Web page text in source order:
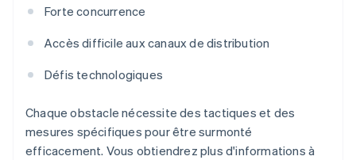
Forte concurrence
Accès difficile aux canaux de distribution
Défis technologiques
Chaque obstacle nécessite des tactiques et des
mesures spécifiques pour être surmonté
efficacement. Vous obtiendrez plus d'informations à